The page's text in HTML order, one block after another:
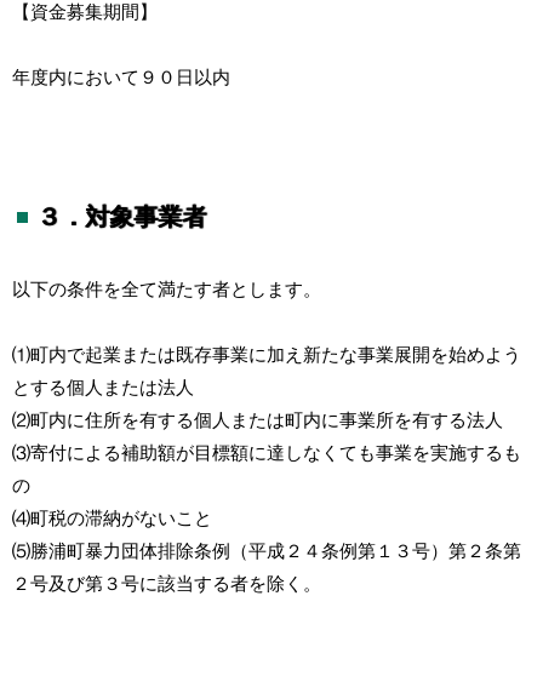
【資金募集期間】
年度内において９０日以内
３．対象事業者
以下の条件を全て満たす者とします。
⑴町内で起業または既存事業に加え新たな事業展開を始めよう
とする個人または法人
⑵町内に住所を有する個人または町内に事業所を有する法人
⑶寄付による補助額が目標額に達しなくても事業を実施するも
の
⑷町税の滞納がないこと
⑸勝浦町暴力団体排除条例（平成２４条例第１３号）第２条第
２号及び第３号に該当する者を除く。